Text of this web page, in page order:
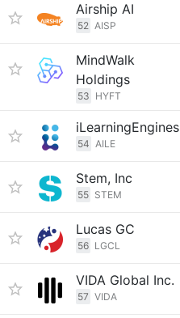
Airship AI
52 AISP
MindWalk
Holdings
53 HYFT
iLearningEngines
54 AILE
Stem, Inc
55 STEM
Lucas GC
56 LGCL
VIDA Global Inc.
57 VIDA